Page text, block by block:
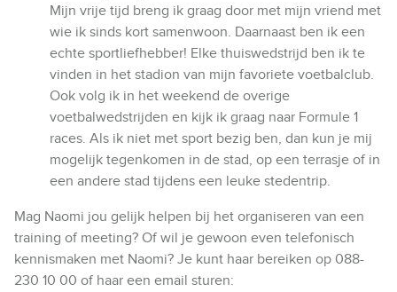
Mijn vrije tijd breng ik graag door met mijn vriend met
wie ik sinds kort samenwoon. Daarnaast ben ik een
echte sportliefhebber! Elke thuiswedstrijd ben ik te
vinden in het stadion van mijn favoriete voetbalclub.
Ook volg ik in het weekend de overige
voetbalwedstrijden en kijk ik graag naar Formule 1
races. Als ik niet met sport bezig ben, dan kun je mij
mogelijk tegenkomen in de stad, op een terrasje of in
een andere stad tijdens een leuke stedentrip.
Mag Naomi jou gelijk helpen bij het organiseren van een
training of meeting? Of wil je gewoon even telefonisch
kennismaken met Naomi? Je kunt haar bereiken op 088-
230 10 00 of haar een email sturen: